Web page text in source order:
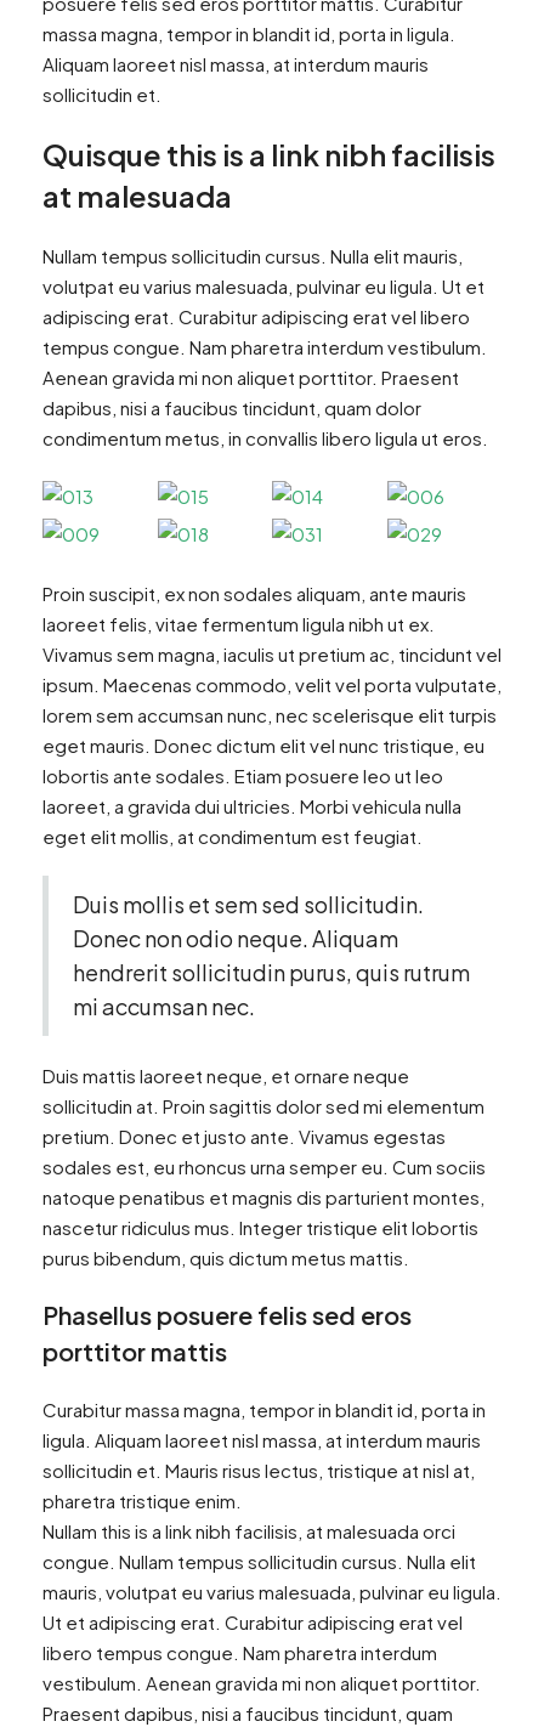
massa magna, tempor in blandit id, porta in ligula.
Aliquam laoreet nisl massa, at interdum mauris
sollicitudin et.
Quisque this is a link nibh facilisis
at malesuada
Nullam tempus sollicitudin cursus. Nulla elit mauris,
volutpat eu varius malesuada, pulvinar eu ligula. Ut et
adipiscing erat. Curabitur adipiscing erat vel libero
tempus congue. Nam pharetra interdum vestibulum.
Aenean gravida mi non aliquet porttitor. Praesent
dapibus, nisi a faucibus tincidunt, quam dolor
condimentum metus, in convallis libero ligula ut eros.
Proin suscipit, ex non sodales aliquam, ante mauris
laoreet felis, vitae fermentum ligula nibh ut ex.
Vivamus sem magna, iaculis ut pretium ac, tincidunt vel
ipsum. Maecenas commodo, velit vel porta vulputate,
lorem sem accumsan nunc, nec scelerisque elit turpis
eget mauris. Donec dictum elit vel nunc tristique, eu
lobortis ante sodales. Etiam posuere leo ut leo
laoreet, a gravida dui ultricies. Morbi vehicula nulla
eget elit mollis, at condimentum est feugiat.
Duis mollis et sem sed sollicitudin.
Donec non odio neque. Aliquam
hendrerit sollicitudin purus, quis rutrum
mi accumsan nec.
Duis mattis laoreet neque, et ornare neque
sollicitudin at. Proin sagittis dolor sed mi elementum
pretium. Donec et justo ante. Vivamus egestas
sodales est, eu rhoncus urna semper eu. Cum sociis
natoque penatibus et magnis dis parturient montes,
nascetur ridiculus mus. Integer tristique elit lobortis
purus bibendum, quis dictum metus mattis.
Phasellus posuere felis sed eros
porttitor mattis
Curabitur massa magna, tempor in blandit id, porta in
ligula. Aliquam laoreet nisl massa, at interdum mauris
sollicitudin et. Mauris risus lectus, tristique at nisl at,
pharetra tristique enim.
Nullam this is a link nibh facilisis, at malesuada orci
congue. Nullam tempus sollicitudin cursus. Nulla elit
mauris, volutpat eu varius malesuada, pulvinar eu ligula.
Ut et adipiscing erat. Curabitur adipiscing erat vel
libero tempus congue. Nam pharetra interdum
vestibulum. Aenean gravida mi non aliquet porttitor.
Praesent dapibus, nisi a faucibus tincidunt, quam